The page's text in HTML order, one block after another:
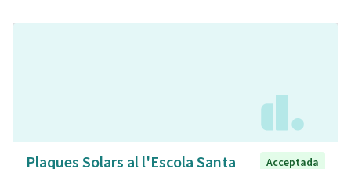
Plaques Solars al l'Escola Santa
Acceptada